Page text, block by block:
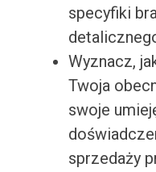
specyfiki
Wyznacz,
Twoja
swoje
sprzedaży